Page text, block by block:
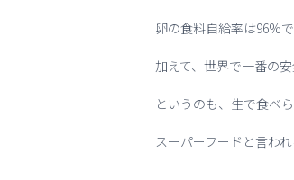
卵の食料自給率は96%
加えて、世界で一番の
というのも、生で食べ
スーパーフードと言わ